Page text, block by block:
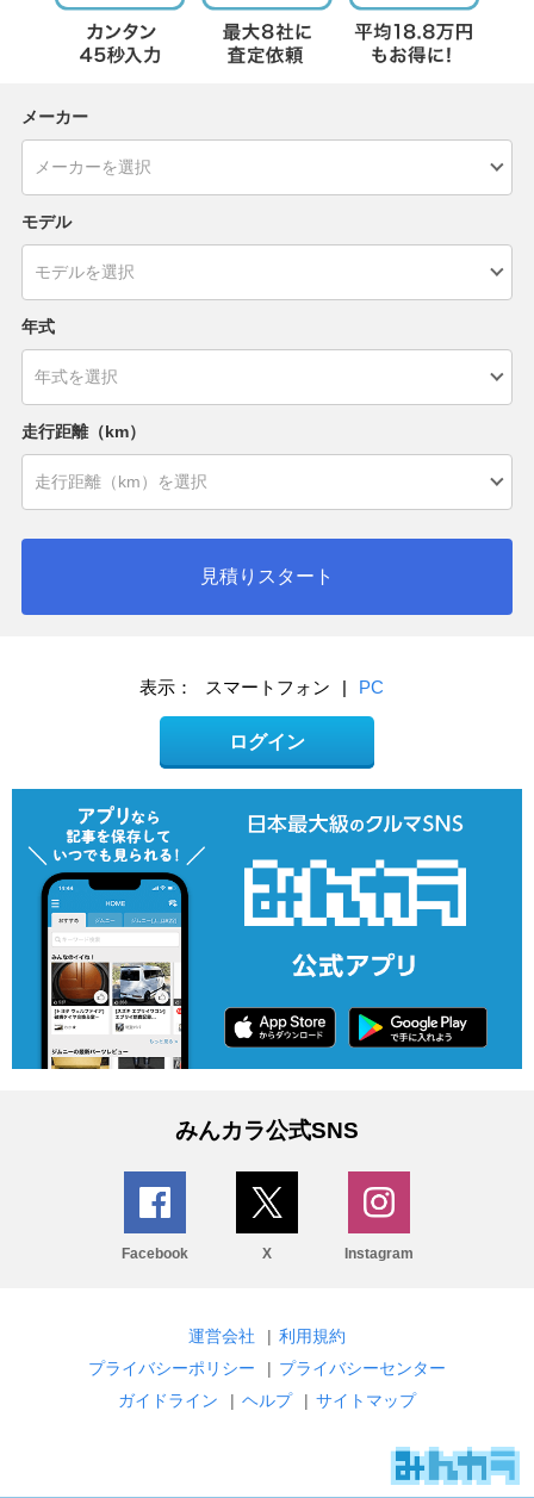
メーカー
モデル
年式
走行距離（km）
見積りスタート
表示： スマートフォン | PC
ログイン
みんカラ公式SNS
Facebook X Instagram
運営会社 | 利用規約
プライバシーポリシー
| プライバシーセンター
ガイドライン
| ヘルプ | サイトマップ